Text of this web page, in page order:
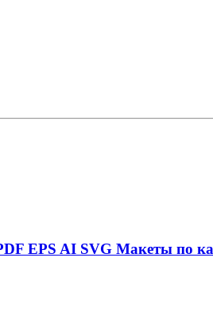
EPS AI SVG Макеты по